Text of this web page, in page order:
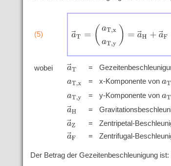
(5)
(aT,xaT ,y
wobei a→ =
aT,x = x-Komponente von aT
aT,y = y-Komponente von aT
a→ =
a→ =
Zentripetal-
a→ = Zentrifugal-
Der Betrag der Gezeitenbeschleunigung ist: